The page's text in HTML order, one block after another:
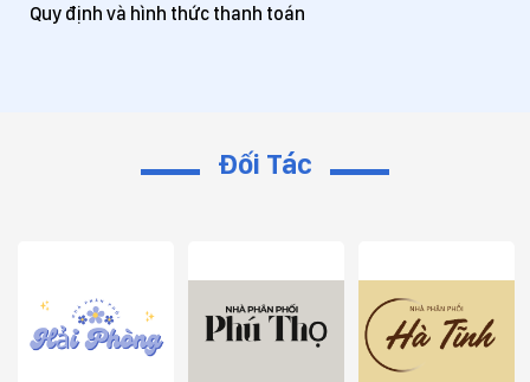
Quy định và hình thức thanh toán
Đối Tác